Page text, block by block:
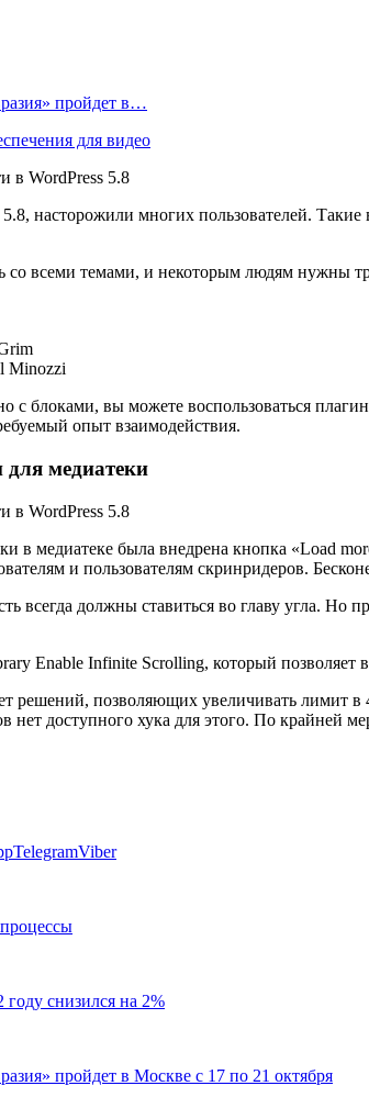
пройдет в…
для видео
насторожили многих пользователей.
со всеми темами, и некоторым людям
Minozzi
с блоками, вы можете воспользоваться
опыт взаимодействия.
медиатеки
в медиатеке была внедрена кнопка «Load
и пользователям скринридеров.
всегда должны ставиться во главу угла.
Enable Infinite Scrolling, который позволяет
решений, позволяющих увеличивать лимит
нет доступного хука для этого. По крайней
TelegramViber
снизился на 2%
пройдет в Москве с 17 по 21 октября